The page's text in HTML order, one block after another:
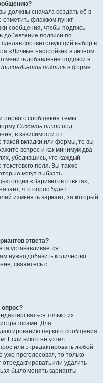
должны сначала создать её в
отметить флажком пункт
сообщения, чтобы подпись
добавление подписи по
соответствующий выбор в
«Личные настройки» в личном
добавление подписи в
подпись в форме
первого сообщения темы
Создать опрос под
в зависимости от
такой вкладки или формы, то вы
вопрос и как минимум два
убедившись, что каждый
текстового поля. Вы также
могут выбрать
опции «Вариантов ответа»,
что опрос будет
изменять вариант, за который
ответа?
устанавливается
нужно добавить количество
свяжитесь с
опрос?
только их
Для
первого сообщения
Если никто не успел
или отредактировать любой
уже проголосовал, то только
или удалить
было менять варианты